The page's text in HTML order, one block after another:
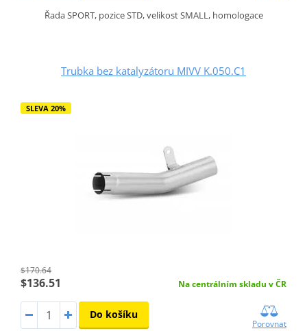
Řada SPORT, pozice STD, velikost SMALL, homologace
Trubka bez katalyzátoru MIVV K.050.C1
SLEVA 20%
$170.64
$136.51 Na centrálním skladu v ČR
Do košíku
Porovnat